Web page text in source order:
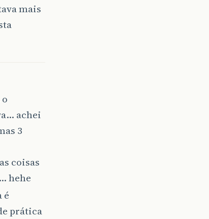
mais
achei
3
coisas
hehe
é
prática